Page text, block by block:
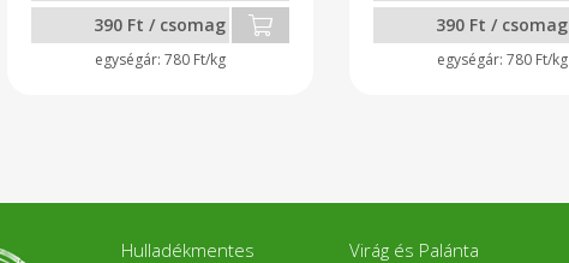
390 Ft / csomag
780 Ft/kg
390 Ft / csomag
780 Ft/kg
Hulladékmentes
Virág és Palánta